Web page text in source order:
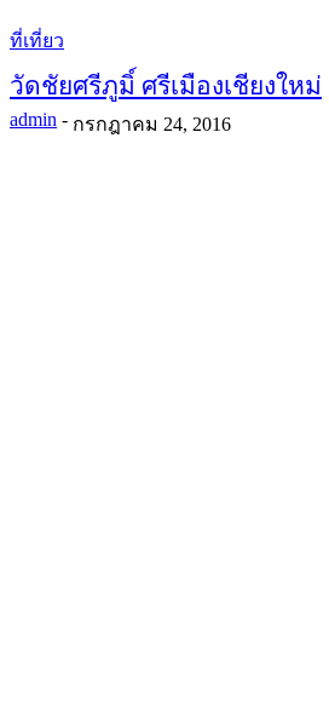
ที่เที่ยว
วัดชัยศรีภูมิ์ ศรีเมืองเชียงใหม่
admin - กรกฎาคม 24, 2016